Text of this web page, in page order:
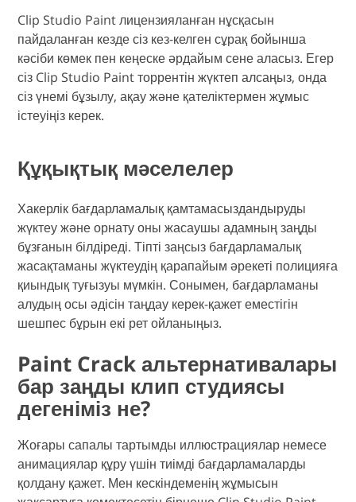
Clip Studio Paint лицензияланған нұсқасын
пайдаланған кезде сіз кез-келген сұрақ бойынша
кәсіби көмек пен кеңеске әрдайым сене аласыз. Егер
сіз Clip Studio Paint торрентін жүктеп алсаңыз, онда
сіз үнемі бұзылу, ақау және қателіктермен жұмыс
істеуіңіз керек.
Құқықтық мәселелер
Хакерлік бағдарламалық қамтамасыздандыруды
жүктеу және орнату оны жасаушы адамның заңды
бұзғанын білдіреді. Тіпті заңсыз бағдарламалық
жасақтаманы жүктеудің қарапайым әрекеті полицияға
қиындық туғызуы мүмкін. Сонымен, бағдарламаны
алудың осы әдісін таңдау керек-қажет еместігін
шешпес бұрын екі рет ойланыңыз.
Paint Crack альтернативалары
бар заңды клип студиясы
дегеніміз не?
Жоғары сапалы тартымды иллюстрациялар немесе
анимациялар құру үшін тиімді бағдарламаларды
қолдану қажет. Мен кескіндеменің жұмысын